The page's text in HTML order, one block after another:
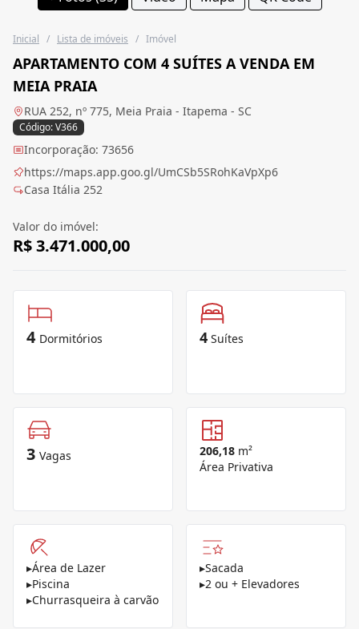
Inicial / Lista de imóveis / Imóvel
APARTAMENTO COM 4 SUÍTES A VENDA EM
MEIA PRAIA
RUA 252, nº 775, Meia Praia - Itapema - SC
Código: V366
Incorporação: 73656
https://maps.app.goo.gl/UmCSb5SRohKaVpXp6
Casa Itália 252
Valor do imóvel:
R$ 3.471.000,00
4 Dormitórios 4 Suítes
3 Vagas 206,18 m²
Área Privativa
▸Área de Lazer
▸Piscina
▸Churrasqueira à carvão
▸Sacada
▸2 ou + Elevadores